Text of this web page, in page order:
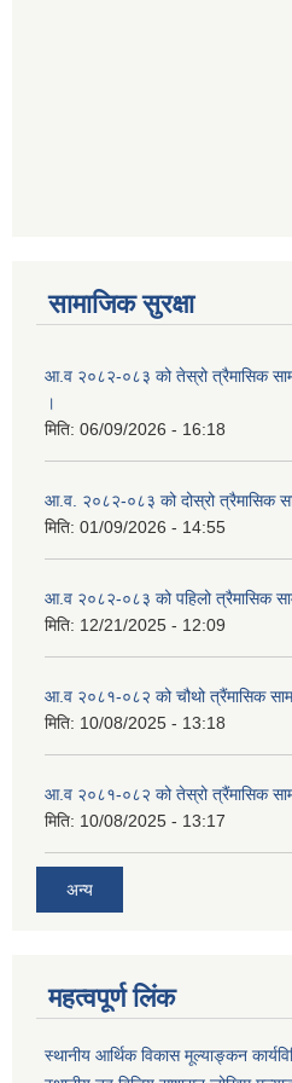
सामाजिक सुरक्षा
आ.व २०८२-०८३ को तेस्रो त्रैमासिक
।
मिति: 06/09/2026 - 16:18
आ.व. २०८२-०८३ को दोस्रो त्रैमासिक
मिति: 01/09/2026 - 14:55
आ.व २०८२-०८३ को पहिलो त्रैमासिक
मिति: 12/21/2025 - 12:09
आ.व २०८१-०८२ को चौथो त्रैंमासिक
मिति: 10/08/2025 - 13:18
आ.व २०८१-०८२ को तेस्रो त्रैंमासिक
मिति: 10/08/2025 - 13:17
अन्य
महत्वपूर्ण लिंक
स्थानीय आर्थिक विकास मूल्याङ्कन